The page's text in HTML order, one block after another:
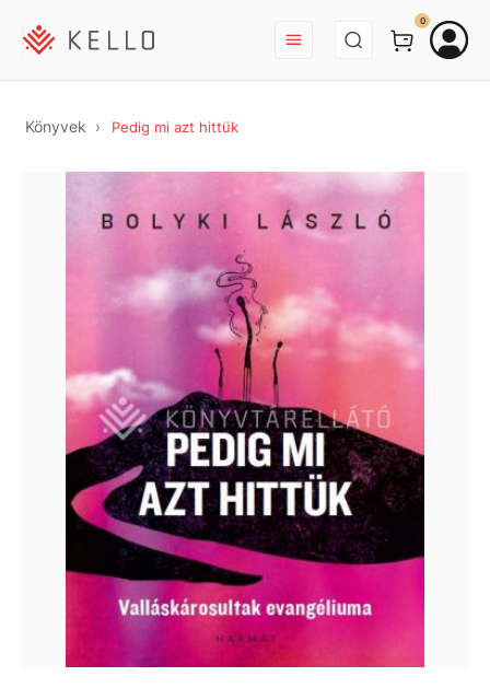
BEJELENTKEZÉS
0
Könyvek Pedig mi azt hittük